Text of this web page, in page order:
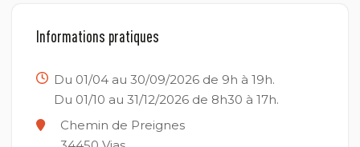
Informations pratiques
Du 01/04 au 30/09/2026 de 9h à 19h.
Du 01/10 au 31/12/2026 de 8h30 à 17h.
Chemin de Preignes